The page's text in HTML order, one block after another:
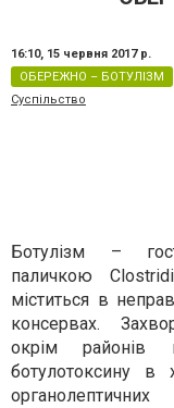
16:10, 15 червня 2017 р.
ОБЕРЕЖНО – БОТУЛІЗМ
Суспільство
Ботулізм –
паличкою
міститься в
консервах.
окрім районів
ботулотоксину в